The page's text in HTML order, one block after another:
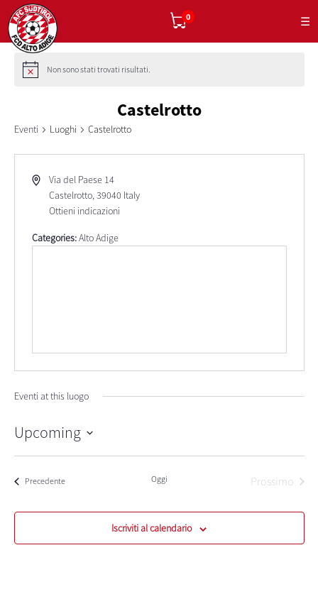
0 ☰
Non sono stati trovati risultati.
Castelrotto
Eventi Luoghi Castelrotto
Via del Paese 14
Castelrotto,39040 Italy
Ottieni indicazioni
Categories:Alto Adige
Eventi at this luogo
Upcoming
data.PrecedenteEventi Oggi
Prossimo
Iscriviti al calendario